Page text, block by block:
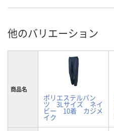
他のバリエーション
商品名
ポリエステルパン
ツ 3Lサイズ ネイ
ビー 10着 カジメ
イク